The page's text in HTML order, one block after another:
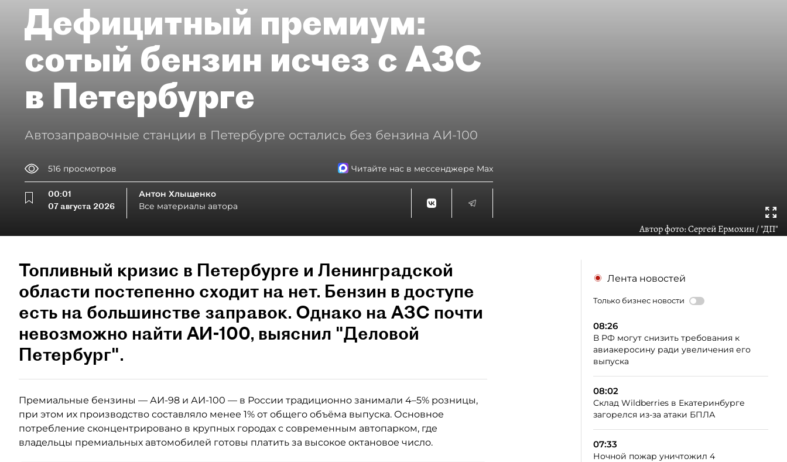
Дефицитный премиум:
сотый бензин исчез с АЗС
в Петербурге
Автозаправочные станции в Петербурге остались без бензина АИ-100
516 просмотров Читайте нас в мессенджере Max
00:01
07 августа 2026
Антон Хлыщенко
Все материалы автора
Автор фото:Сергей Ермохин / "ДП"
Топливный кризис в Петербурге и Ленинградской
области постепенно сходит на нет. Бензин в доступе
есть на большинстве заправок. Однако на АЗС почти
невозможно найти АИ-100, выяснил "Деловой
Петербург".
Премиальные бензины — АИ-98 и АИ-100 — в России традиционно занимали 4–5% розницы,
при этом их производство составляло менее 1% от общего объёма выпуска. Основное
потребление сконцентрировано в крупных городах с современным автопарком, где
владельцы премиальных автомобилей готовы платить за высокое октановое число.
Лента новостей
Только бизнес новости
08:26
В РФ могут снизить требования к
авиакеросину ради увеличения его
выпуска
08:02
Склад Wildberries в Екатеринбурге
загорелся из-за атаки БПЛА
07:33
Ночной пожар уничтожил 4